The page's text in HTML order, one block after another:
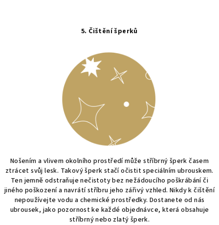
5. Čištění šperků
Nošením a vlivem okolního prostředí může stříbrný šperk časem
ztrácet svůj lesk. Takový šperk stačí očistit speciálním ubrouskem.
Ten jemně odstraňuje nečistoty bez nežádoucího poškrábání či
jiného poškození a navrátí stříbru jeho zářivý vzhled. Nikdy k čištění
nepoužívejte vodu a chemické prostředky. Dostanete od nás
ubrousek, jako pozornost ke každé objednávce, která obsahuje
stříbrný nebo zlatý šperk.